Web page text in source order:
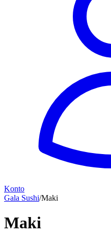
Konto
Gala Sushi/Maki
Maki